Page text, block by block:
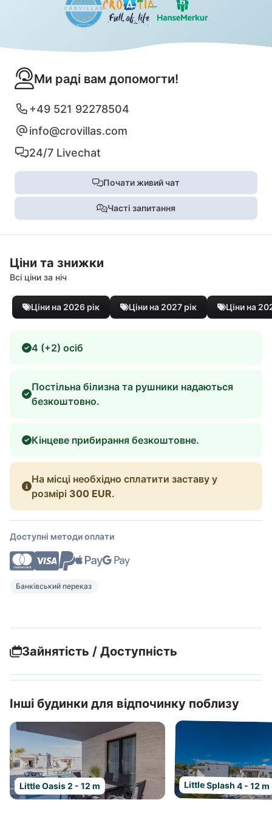
Ми раді вам допомогти!
+49 521 92278504
info@crovillas.com
24/7 Livechat
Почати живий чат
Часті запитання
Ціни та знижки
Всі ціни за ніч
Ціни на 2026 рік Ціни на 2027 рік Ціни на
4 (+2) осіб
Постільна білизна та рушники надаються
безкоштовно.
Кінцеве прибирання безкоштовне.
На місці необхідно сплатити заставу у
розмірі 300 EUR.
Доступні методи оплати
Банківський переказ
Зайнятість / Доступність
Інші будинки для відпочинку поблизу
Little Oasis 2 - 12 m Little Splash 4 - 12 m